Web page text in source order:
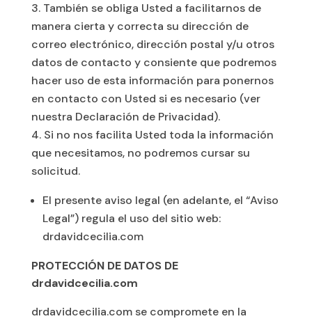
También se obliga Usted a facilitarnos de
manera cierta y correcta su dirección de
correo electrónico, dirección postal y/u otros
datos de contacto y consiente que podremos
hacer uso de esta información para ponernos
en contacto con Usted si es necesario (ver
nuestra Declaración de Privacidad).
Si no nos facilita Usted toda la información
que necesitamos, no podremos cursar su
solicitud.
El presente aviso legal (en adelante, el “Aviso
Legal”) regula el uso del sitio web:
drdavidcecilia.com
PROTECCIÓN DE DATOS DE
drdavidcecilia.com
drdavidcecilia.com se compromete en la